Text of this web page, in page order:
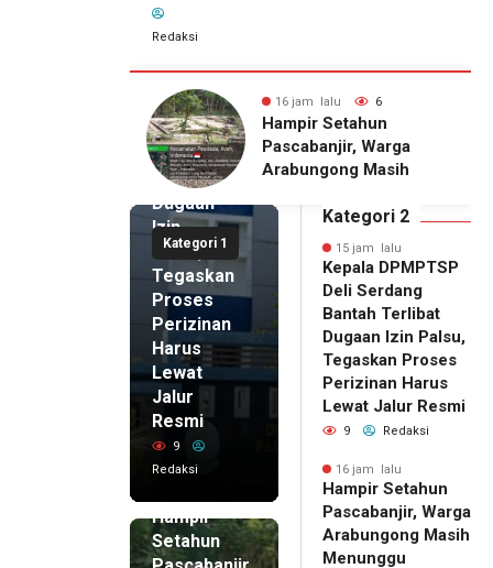
Redaksi
16 jam lalu 6
Pria Terduga
Penganiayaan terhadap
Seorang Wanita di
Kategori 1
15 jam lalu
Deli
Serdang
Bantah
Terlibat
Dugaan
Izin
Palsu,
Tegaskan
Proses
Perizinan
Harus
Lewat
Jalur
Resmi
9
Redaksi
Hampir
Setahun
Kategori 2
15 jam lalu
Kepala DPMPTSP
Deli Serdang
Bantah Terlibat
Dugaan Izin Palsu,
Tegaskan Proses
Perizinan Harus
Lewat Jalur Resmi
9 Redaksi
16 jam lalu
Hampir Setahun
Pascabanjir, Warga
Arabungong Masih
Menunggu